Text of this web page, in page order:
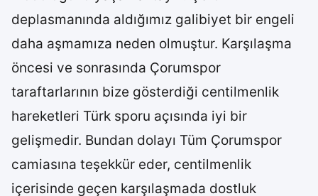
deplasmanında aldığımız galibiyet bir engeli
daha aşmamıza neden olmuştur. Karşılaşma
öncesi ve sonrasında Çorumspor
taraftarlarının bize gösterdiği centilmenlik
hareketleri Türk sporu açısında iyi bir
gelişmedir. Bundan dolayı Tüm Çorumspor
camiasına teşekkür eder, centilmenlik
içerisinde geçen karşılaşmada dostluk